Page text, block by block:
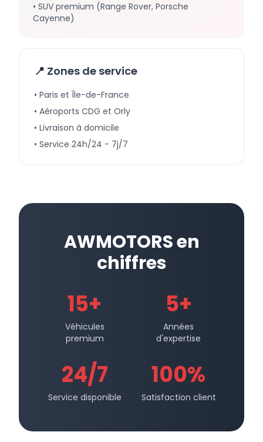
• SUV premium (Range Rover, Porsche
Cayenne)
📍 Zones de service
• Paris et Île-de-France
• Aéroports CDG et Orly
• Livraison à domicile
• Service 24h/24 - 7j/7
AWMOTORS en
chiffres
15+
Véhicules
premium
5+
Années
d'expertise
24/7
Service disponible
100%
Satisfaction client